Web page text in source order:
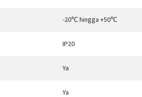
-20℃ hingga +50℃
IP20
Ya
Ya